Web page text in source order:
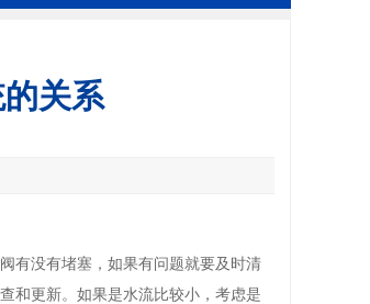
关系
有没有堵塞，如果有问题就要及时清
和更新。如果是水流比较小，考虑是